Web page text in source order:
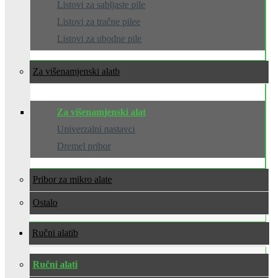
Listovi za sabljaste pile
Listovi za tračne pilee
Listovi za ubodne pile
Za višenamjenski alat
Za višenamjenski alat
Univerzalni nastavci
Dremel pribor
Pribor za mikro alate
Ostalo
Ručni alati
Ručni alati